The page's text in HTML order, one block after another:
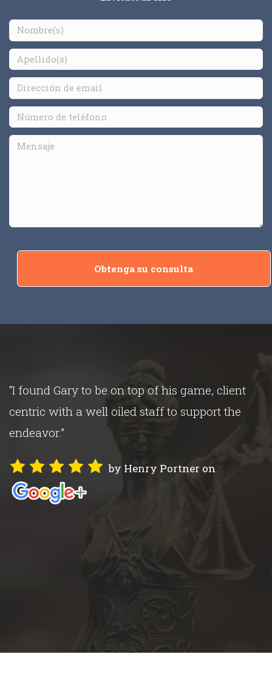
Obtenga su consulta
“I found Gary to be on top of his game, client
centric with a well oiled staff to support the
endeavor.”
by Henry Portner on